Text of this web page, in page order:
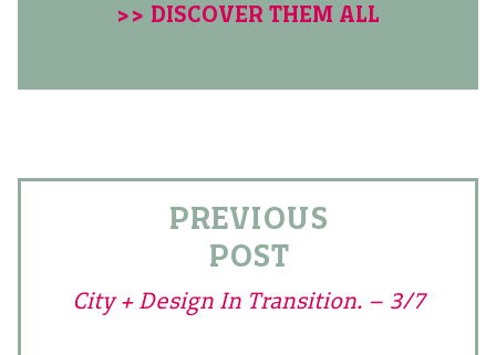
>> DISCOVER THEM ALL
PREVIOUS
POST
City + Design In Transition. – 3/7